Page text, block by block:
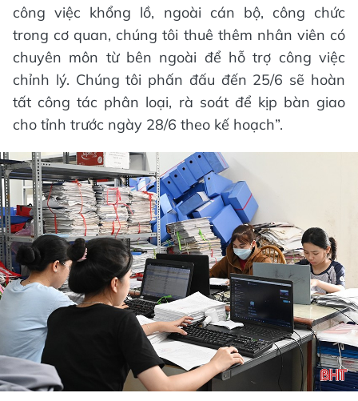
công việc khổng lồ, ngoài cán bộ, công chức
trong cơ quan, chúng tôi thuê thêm nhân viên có
chuyên môn từ bên ngoài để hỗ trợ công việc
chỉnh lý. Chúng tôi phấn đấu đến 25/6 sẽ hoàn
tất công tác phân loại, rà soát để kịp bàn giao
cho tỉnh trước ngày 28/6 theo kế hoạch”.